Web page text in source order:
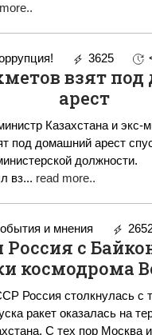
3625
взят
арест
Казахстана и экс-
под домашний арест
должности. Когда
вз... read more..
и мнения
Россия с
космодрома
Россия столкнулась с
ракет оказалась на
С тех пор Москва